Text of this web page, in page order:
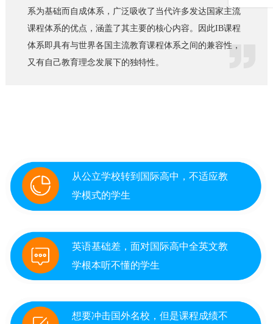
系为基础而自成体系，广泛吸收了当代许多发达国家主流
课程体系的优点，涵盖了其主要的核心内容。因此IB课程
体系即具有与世界各国主流教育课程体系之间的兼容性，
又有自己教育理念发展下的独特性。
从公立学校转到国际高中，不适应教
学模式的学生
英语基础差，面对国际高中全英文教
学根本听不懂的学生
想要冲击国外名校，但是课程成绩不